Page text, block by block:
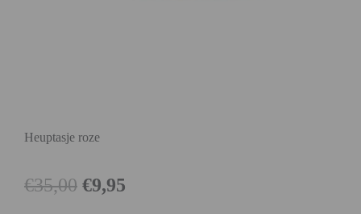
Heuptasje roze
€35,00 €9,95